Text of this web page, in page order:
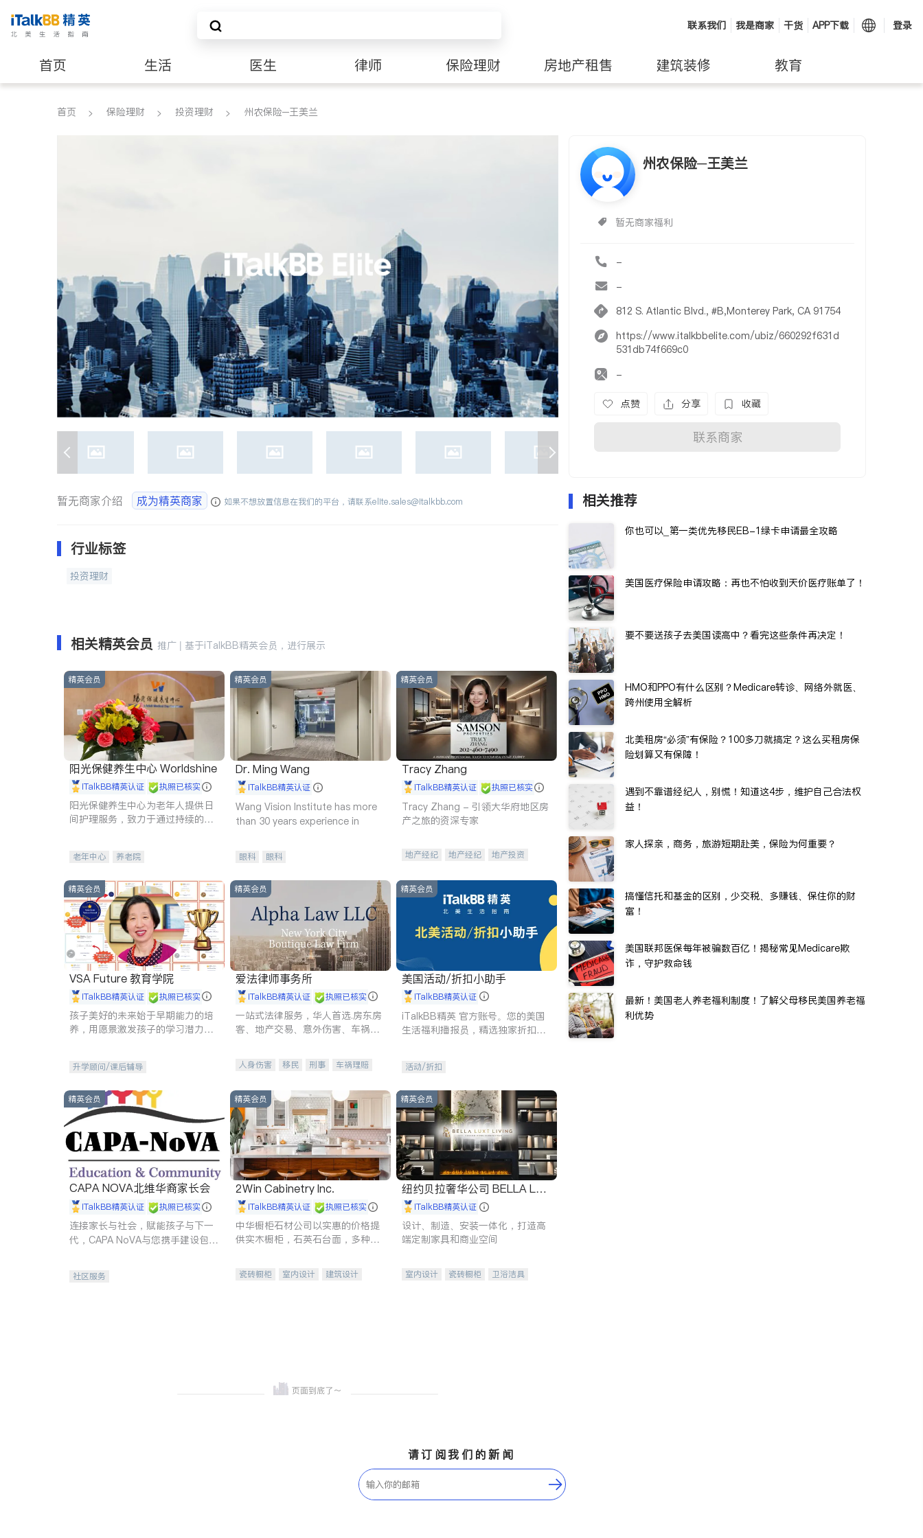
联系我们 我是商家 干货 APP下载 登录
首页 生活 医生 律师 保险理财 房地产租售 建筑装修 教育
养老 非盈利组织
首页 保险理财 投资理财 州农保险─王美兰
州农保险─王美兰
暂无商家福利
-
-
812 S. Atlantic Blvd., #B,Monterey Park, CA 91754
https://www.italkbbelite.com/ubiz/660292f631d
531db74f669c0
-
点赞 分享 收藏
联系商家
暂无商家介绍 成为精英商家 如果不想放置信息在我们的平台，请联系elite.sales@italkbb.com
行业标签
投资理财
相关精英会员 推广 | 基于iTalkBB精英会员，进行展示
精英会员
阳光保健养生中心 Worldshine
iTalkBB精英认证 执照已核实
阳光保健养生中心为老年人提供日
间护理服务，致力于通过持续的护
老年中心 养老院
精英会员
Dr. Ming Wang
iTalkBB精英认证
Wang Vision Institute has more
than 30 years experience in
眼科 眼科
精英会员
Tracy Zhang
iTalkBB精英认证 执照已核实
Tracy Zhang - 引领大华府地区房
产之旅的资深专家
地产经纪 地产经纪
地产投资
精英会员
VSA Future 教育学院
iTalkBB精英认证 执照已核实
孩子美好的未来始于早期能力的培
养，用愿景激发孩子的学习潜力和
升学顾问/课后辅导
精英会员
爱法律师事务所
iTalkBB精英认证 执照已核实
一站式法律服务，华人首选.房东房
客、地产交易、意外伤害、车祸重
人身伤害 移民 刑事
车祸理赔
商标注册
索赔 律师-其它 保释
精英会员
美国活动/折扣小助手
iTalkBB精英认证
iTalkBB精英 官方账号。您的美国
生活福利播报员，精选独家折扣、
活动/折扣
精英会员
CAPA NOVA北维华裔家长会
iTalkBB精英认证 执照已核实
连接家长与社会，赋能孩子与下一
代，CAPA NoVA与您携手建设包
社区服务
精英会员
2Win Cabinetry Inc.
iTalkBB精英认证 执照已核实
中华橱柜石材公司以实惠的价格提
供实木橱柜，石英石台面，多种优
机。品质厨房，家的选择。
瓷砖橱柜 室内设计
建筑设计
精英会员
纽约贝拉奢华公司 BELLA LUX
E iTalkBB精英认证
设计、制造、安装一体化，打造高
端定制家具和商业空间
室内设计 瓷砖橱柜
卫浴洁具
相关推荐
你也可以_第一类优先移民EB-1绿卡申请最全攻略
美国医疗保险申请攻略：再也不怕收到天价医疗账单了！
要不要送孩子去美国读高中？看完这些条件再决定！
HMO和PPO有什么区别？Medicare转诊、网络外就医、
跨州使用全解析
北美租房“必须”有保险？100多刀就搞定？这么买租房保
险划算又有保障！
遇到不靠谱经纪人，别慌！知道这4步，维护自己合法权
益！
家人探亲，商务，旅游短期赴美，保险为何重要？
搞懂信托和基金的区别，少交税、多赚钱、保住你的财
富！
美国联邦医保每年被骗数百亿！揭秘常见Medicare欺
诈，守护救命钱
最新！美国老人养老福利制度！了解父母移民美国养老福
利优势
请订阅我们的新闻